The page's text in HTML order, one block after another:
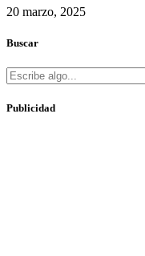
20 marzo, 2025
Buscar
Publicidad